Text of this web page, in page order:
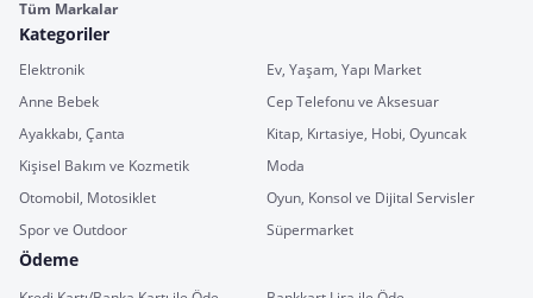
Tüm Markalar
Kategoriler
Elektronik
Ev, Yaşam, Yapı Market
Anne Bebek
Cep Telefonu ve Aksesuar
Ayakkabı, Çanta
Kitap, Kırtasiye, Hobi, Oyuncak
Kişisel Bakım ve Kozmetik
Moda
Otomobil, Motosiklet
Oyun, Konsol ve Dijital Servisler
Spor ve Outdoor
Süpermarket
Ödeme